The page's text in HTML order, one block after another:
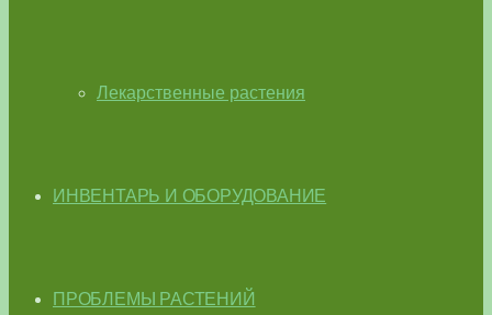
Лекарственные растения
ИНВЕНТАРЬ И ОБОРУДОВАНИЕ
ПРОБЛЕМЫ РАСТЕНИЙ